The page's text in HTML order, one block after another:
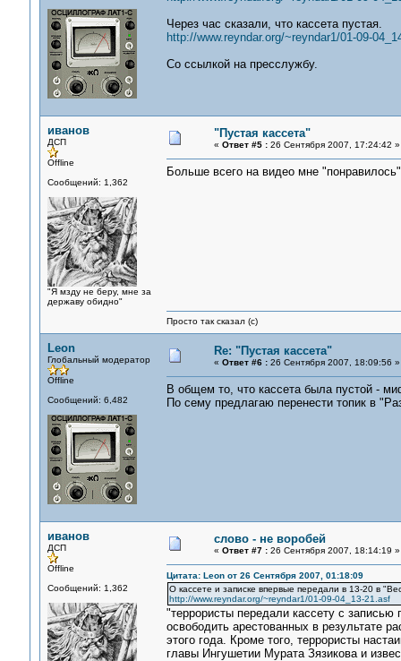
Через час сказали, что кассета пустая.
http://www.reyndar.org/~reyndar1/01-09-
Со ссылкой на пресслужбу.
иванов
ДСП
Offline
Сообщений: 1,362
"Я мзду не беру, мне за
державу обидно"
"Пустая кассета"
« Ответ #5 :26 Сентября 2007, 17:24:42 »
Больше всего на видео мне
Просто так сказал (с)
Leon
Глобальный модератор
Offline
Сообщений: 6,482
Re: "Пустая кассета"
« Ответ #6 :26 Сентября 2007, 18:09:56 »
В общем то, что кассета была пустой -
По сему предлагаю перенести топик в
иванов
ДСП
Offline
Сообщений: 1,362
слово - не воробей
« Ответ #7 :26 Сентября 2007, 18:14:19 »
Цитата: Leon от 26 Сентября 2007, 01:18:09
О кассете и записке впервые передали в 13-20 в
http://www.reyndar.org/~reyndar1/01-09-04_13-21.asf
"террористы передали кассету с
освободить арестованных в результате
этого года. Кроме того, террористы
главы Ингушетии Мурата Зязикова и